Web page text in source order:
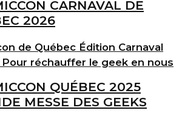
de Québec Édition Carnaval
Pour réchauffer le geek en nous